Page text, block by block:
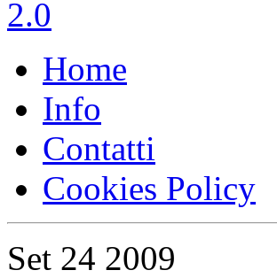
Home
Info
Contatti
Cookies Policy
Set 24 2009